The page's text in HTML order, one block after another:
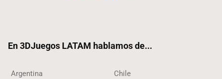
En 3DJuegos LATAM hablamos de...
Argentina Chile